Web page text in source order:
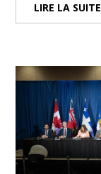
LIRE LA SUITE